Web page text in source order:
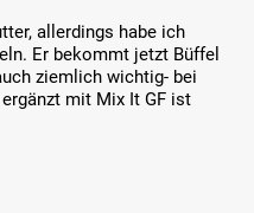
allerdings habe ich
Er bekommt jetzt Büffel
ziemlich wichtig- bei
mit Mix It GF ist